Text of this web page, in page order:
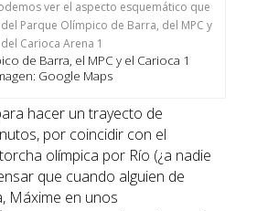
de Barra, el MPC y el Carioca 1
Google Maps
hacer un trayecto de
por coincidir con el
olímpica por Río (¿a nadie
que cuando alguien de
Máxime en unos